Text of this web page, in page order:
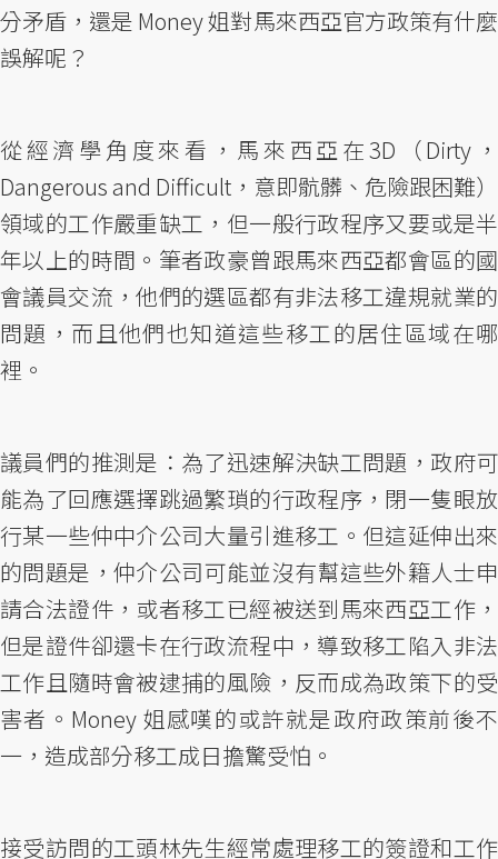
分矛盾，還是 Money 姐對馬來西亞官方政策有什麼
誤解呢？
從經濟學角度來看，馬來西亞在3D（Dirty，
Dangerous and Difficult，意即骯髒、危險跟困難）
領域的工作嚴重缺工，但一般行政程序又要或是半
年以上的時間。筆者政豪曾跟馬來西亞都會區的國
會議員交流，他們的選區都有非法移工違規就業的
問題，而且他們也知道這些移工的居住區域在哪
裡。
議員們的推測是：為了迅速解決缺工問題，政府可
能為了回應選擇跳過繁瑣的行政程序，閉一隻眼放
行某一些仲中介公司大量引進移工。但這延伸出來
的問題是，仲介公司可能並沒有幫這些外籍人士申
請合法證件，或者移工已經被送到馬來西亞工作，
但是證件卻還卡在行政流程中，導致移工陷入非法
工作且隨時會被逮捕的風險，反而成為政策下的受
害者。Money 姐感嘆的或許就是政府政策前後不
一，造成部分移工成日擔驚受怕。
接受訪問的工頭林先生經常處理移工的簽證和工作